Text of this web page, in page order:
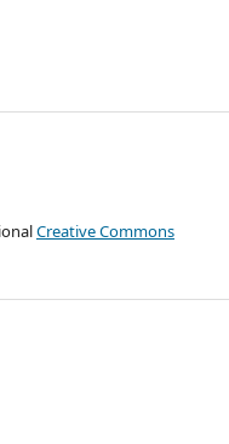
Creative Commons